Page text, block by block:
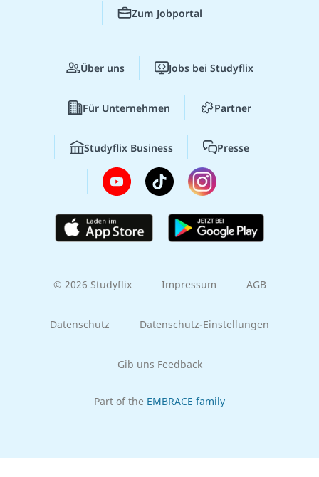
Zum Jobportal
Über uns Jobs bei Studyflix
Für Unternehmen Partner
Studyflix Business Presse
© 2026 Studyflix Impressum AGB
Datenschutz Datenschutz-Einstellungen
Gib uns Feedback
Part of the EMBRACE family